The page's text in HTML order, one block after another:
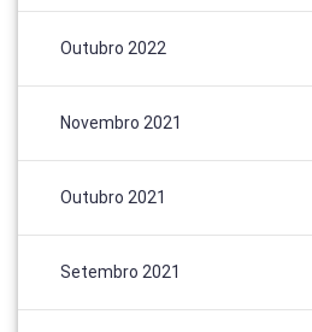
Outubro 2022
Novembro 2021
Outubro 2021
Setembro 2021